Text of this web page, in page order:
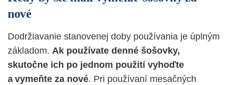
nové
Dodržiavanie stanovenej doby používania je úplným
základom. Ak používate denné šošovky,
skutočne ich po jednom použití vyhoďte
a vymeňte za nové. Pri používaní mesačných